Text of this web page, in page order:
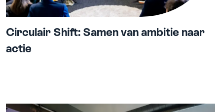
Circulair Shift: Samen van ambitie naar
actie